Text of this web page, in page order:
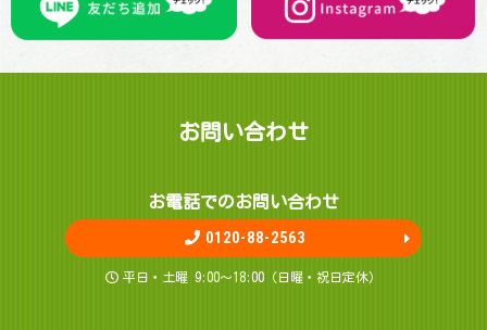
お問 い 合 わ せ
お電話でのお問 い 合 わ せ
0120-88-2563
平日・土曜 9:00～18:00（日曜・祝日定休）